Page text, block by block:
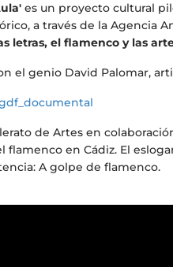
es un proyecto cultural
a través de la Agencia
letras, el flamenco y las
el genio David Palomar,
de Artes en
flamenco en Cádiz. El
A golpe de flamenco.